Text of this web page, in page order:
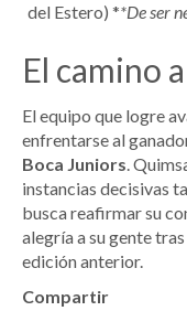
del Estero) **De ser
El camino
El equipo que logre
enfrentarse al
Boca Juniors.
instancias decisivas
busca reafirmar su
alegría a su gente
edición anterior.
Compartir